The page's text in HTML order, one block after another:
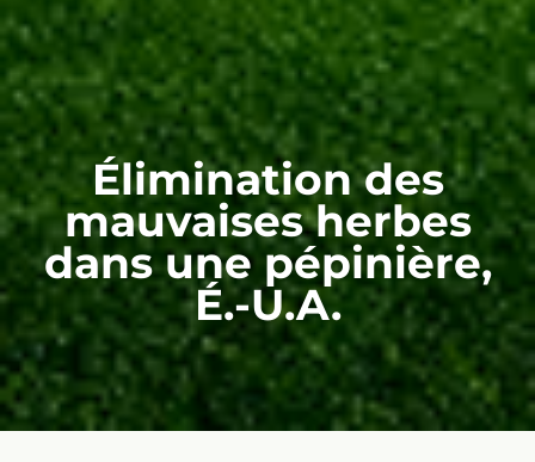
Élimination des
mauvaises herbes
dans une pépinière,
É.-U.A.